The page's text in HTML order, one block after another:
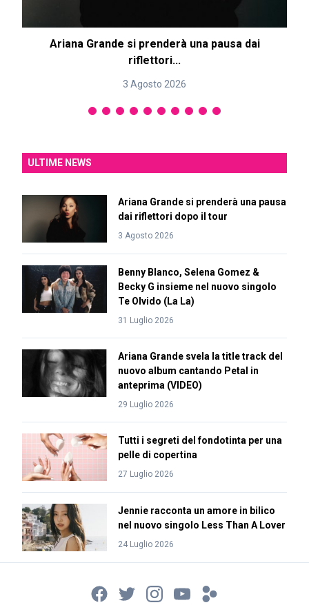
Ariana Grande si prenderà una pausa dai
riflettori...
3 Agosto 2026
ULTIME NEWS
Ariana Grande si prenderà una pausa
dai riflettori dopo il tour
3 Agosto 2026
Benny Blanco, Selena Gomez &
Becky G insieme nel nuovo singolo
Te Olvido (La La)
31 Luglio 2026
Ariana Grande svela la title track del
nuovo album cantando Petal in
anteprima (VIDEO)
29 Luglio 2026
Tutti i segreti del fondotinta per una
pelle di copertina
27 Luglio 2026
Jennie racconta un amore in bilico
nel nuovo singolo Less Than A Lover
24 Luglio 2026